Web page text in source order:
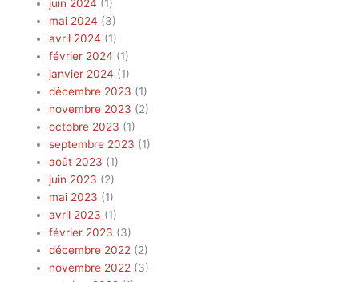
juin 2024 (1)
mai 2024 (3)
avril 2024 (1)
février 2024 (1)
janvier 2024 (1)
décembre 2023 (1)
novembre 2023 (2)
octobre 2023 (1)
septembre 2023 (1)
août 2023 (1)
juin 2023 (2)
mai 2023 (1)
avril 2023 (1)
février 2023 (3)
décembre 2022 (2)
novembre 2022 (3)